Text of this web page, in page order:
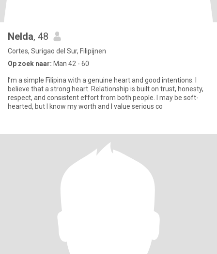
Nelda, 48
Cortes, Surigao del Sur, Filipijnen
Op zoek naar: Man 42 - 60
I’m a simple Filipina with a genuine heart and good intentions. I
believe that a strong heart. Relationship is built on trust, honesty,
respect, and consistent effort from both people. I may be soft-
hearted, but I know my worth and I value serious co